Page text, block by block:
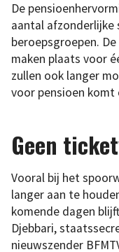
De
aantal afzonderlijke
beroepsgroepen.
maken plaats voor
zullen ook langer
voor pensioen komt
Geen
Vooral bij het
langer aan te
komende dagen
Djebbari,
nieuwszender